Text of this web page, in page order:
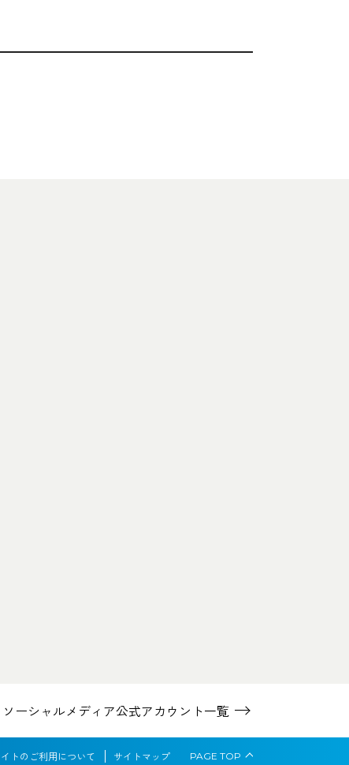
ーシャルメディア公式アカウント一覧
トのご利用について サイトマップ PAGE TOP